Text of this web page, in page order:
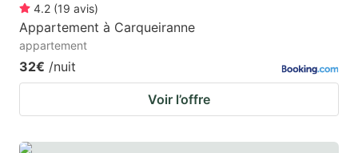
4.2 (19 avis)
Appartement à Carqueiranne
appartement
32€ /nuit
Voir l’offre